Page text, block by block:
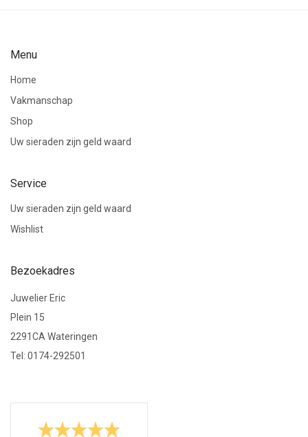
Menu
Home
Vakmanschap
Shop
Uw sieraden zijn geld waard
Service
Uw sieraden zijn geld waard
Wishlist
Bezoekadres
Juwelier Eric
Plein 15
2291CA Wateringen
Tel: 0174-292501